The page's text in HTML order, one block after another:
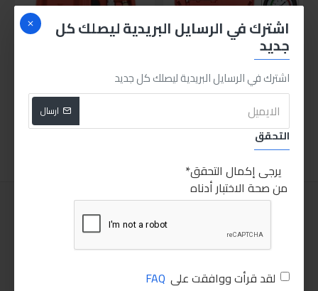
اشترك في الرسايل البريدية ليصلك كل
جديد
اشترك في الرسايل البريدية ليصلك كل جديد
ارسال
التحقق
يرجى إكمال التحقق
من صحة الاختبار أدناه
لقد قرأت ووافقت على FAQ
جهاز كشف تسريب الردياتير 28 قطعة
4,250.00LE
اضافة للسلة اضافة للسلة